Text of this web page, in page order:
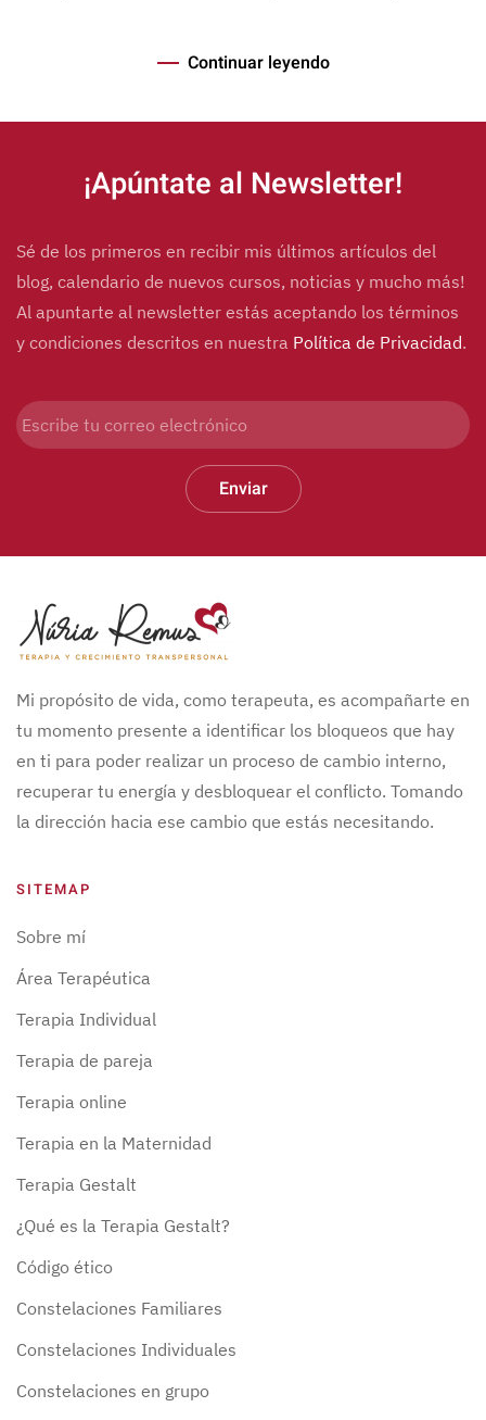
Continuar leyendo
¡Apúntate al Newsletter!
Sé de los primeros en recibir mis últimos artículos del
blog, calendario de nuevos cursos, noticias y mucho más!
Al apuntarte al newsletter estás aceptando los términos
y condiciones descritos en nuestra Política de Privacidad.
Enviar
Mi propósito de vida, como terapeuta, es acompañarte en
tu momento presente a identificar los bloqueos que hay
en ti para poder realizar un proceso de cambio interno,
recuperar tu energía y desbloquear el conflicto. Tomando
la dirección hacia ese cambio que estás necesitando.
SITEMAP
Sobre mí
Área Terapéutica
Terapia Individual
Terapia de pareja
Terapia online
Terapia en la Maternidad
Terapia Gestalt
¿Qué es la Terapia Gestalt?
Código ético
Constelaciones Familiares
Constelaciones Individuales
Constelaciones en grupo